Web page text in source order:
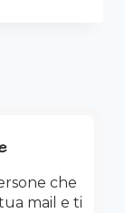
che
mail e ti